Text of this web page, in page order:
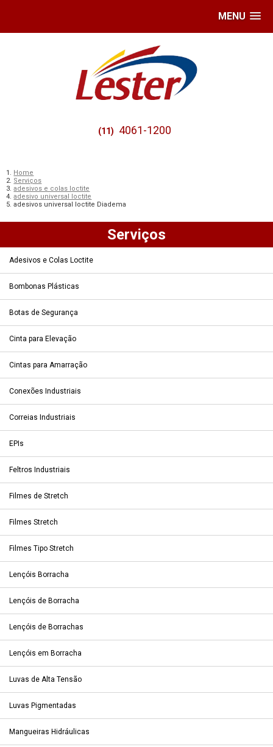
MENU
(11) 4061-1200
Home
Serviços
adesivos e colas loctite
adesivo universal loctite
adesivos universal loctite Diadema
Serviços
Adesivos e Colas Loctite
Bombonas Plásticas
Botas de Segurança
Cinta para Elevação
Cintas para Amarração
Conexões Industriais
Correias Industriais
EPIs
Feltros Industriais
Filmes de Stretch
Filmes Stretch
Filmes Tipo Stretch
Lençóis Borracha
Lençóis de Borracha
Lençóis de Borrachas
Lençóis em Borracha
Luvas de Alta Tensão
Luvas Pigmentadas
Mangueiras Hidráulicas